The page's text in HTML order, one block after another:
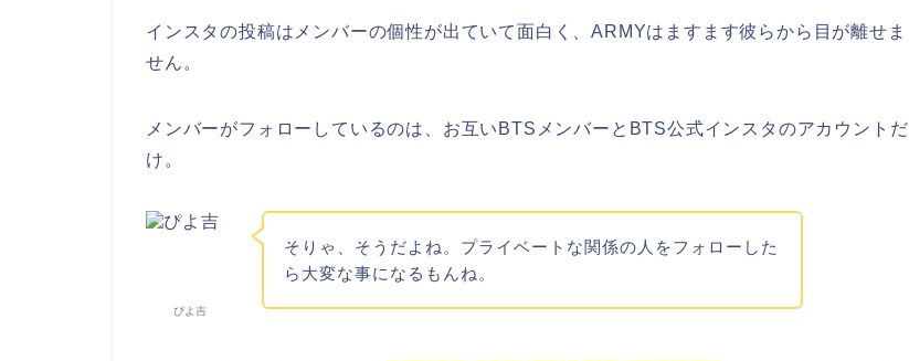
インスタの投稿はメンバーの個性が出ていて面白く、ARMYはますます彼らから目が離せま
せん。
メンバーがフォローしているのは、お互いBTSメンバーとBTS公式インスタのアカウントだ
け。
ぴよ吉
そりゃ、そうだよね。プライベートな関係の人をフォローした
ら大変な事になるもんね。